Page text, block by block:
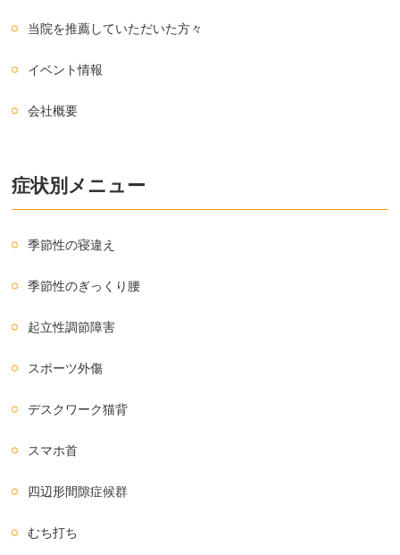
当院を推薦していただいた方々
イベント情報
会社概要
症状別メニュー
季節性の寝違え
季節性のぎっくり腰
起立性調節障害
スポーツ外傷
デスクワーク猫背
スマホ首
四辺形間隙症候群
むち打ち